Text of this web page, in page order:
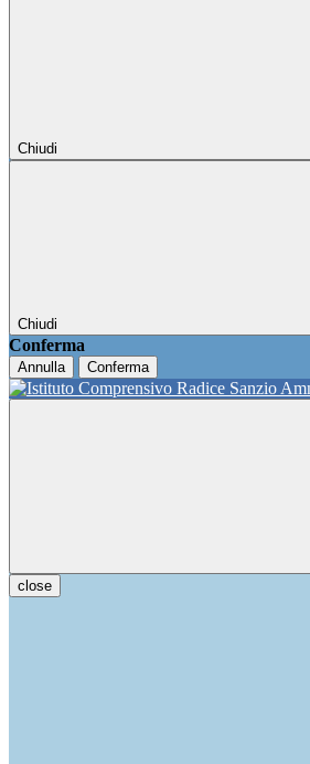
Chiudi
Chiudi
Conferma
Annulla Conferma
close